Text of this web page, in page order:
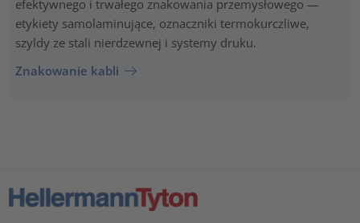
efektywnego i trwałego znakowania przemysłowego —
etykiety samolaminujące, oznaczniki termokurczliwe,
szyldy ze stali nierdzewnej i systemy druku.
Znakowanie kabli